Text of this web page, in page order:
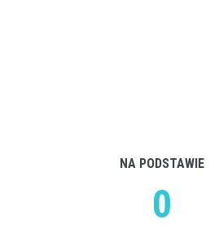
NA PODSTAWIE
0